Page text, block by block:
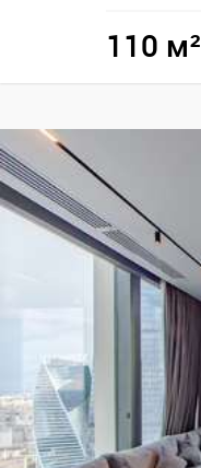
110 м²